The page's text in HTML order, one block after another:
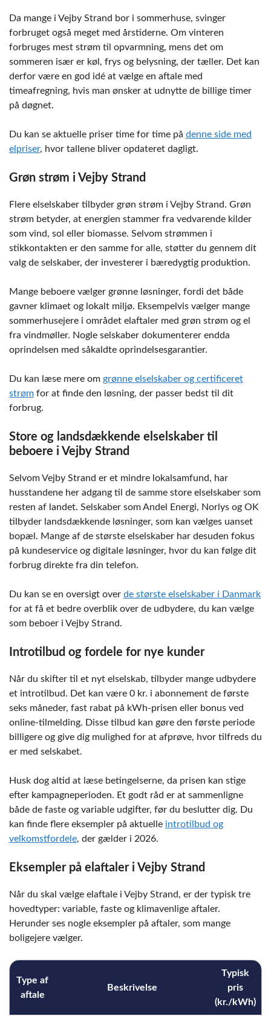
Da mange i Vejby Strand bor i sommerhuse, svinger
forbruget også meget med årstiderne. Om vinteren
forbruges mest strøm til opvarmning, mens det om
sommeren især er køl, frys og belysning, der tæller. Det kan
derfor være en god idé at vælge en aftale med
timeafregning, hvis man ønsker at udnytte de billige timer
på døgnet.
Du kan se aktuelle priser time for time på denne side med
elpriser, hvor tallene bliver opdateret dagligt.
Grøn strøm i Vejby Strand
Flere elselskaber tilbyder grøn strøm i Vejby Strand. Grøn
strøm betyder, at energien stammer fra vedvarende kilder
som vind, sol eller biomasse. Selvom strømmen i
stikkontakten er den samme for alle, støtter du gennem dit
valg de selskaber, der investerer i bæredygtig produktion.
Mange beboere vælger grønne løsninger, fordi det både
gavner klimaet og lokalt miljø. Eksempelvis vælger mange
sommerhusejere i området elaftaler med grøn strøm og el
fra vindmøller. Nogle selskaber dokumenterer endda
oprindelsen med såkaldte oprindelsesgarantier.
Du kan læse mere om grønne elselskaber og certificeret
strøm for at finde den løsning, der passer bedst til dit
forbrug.
Store og landsdækkende elselskaber til
beboere i Vejby Strand
Selvom Vejby Strand er et mindre lokalsamfund, har
husstandene her adgang til de samme store elselskaber som
resten af landet. Selskaber som Andel Energi, Norlys og OK
tilbyder landsdækkende løsninger, som kan vælges uanset
bopæl. Mange af de største elselskaber har desuden fokus
på kundeservice og digitale løsninger, hvor du kan følge dit
forbrug direkte fra din telefon.
Du kan se en oversigt over de største elselskaber i Danmark
for at få et bedre overblik over de udbydere, du kan vælge
som beboer i Vejby Strand.
Introtilbud og fordele for nye kunder
Når du skifter til et nyt elselskab, tilbyder mange udbydere
et introtilbud. Det kan være 0 kr. i abonnement de første
seks måneder, fast rabat på kWh-prisen eller bonus ved
online-tilmelding. Disse tilbud kan gøre den første periode
billigere og give dig mulighed for at afprøve, hvor tilfreds du
er med selskabet.
Husk dog altid at læse betingelserne, da prisen kan stige
efter kampagneperioden. Et godt råd er at sammenligne
både de faste og variable udgifter, før du beslutter dig. Du
kan finde flere eksempler på aktuelle introtilbud og
velkomstfordele, der gælder i 2026.
Eksempler på elaftaler i Vejby Strand
Når du skal vælge elaftale i Vejby Strand, er der typisk tre
hovedtyper: variable, faste og klimavenlige aftaler.
Herunder ses nogle eksempler på aftaler, som mange
boligejere vælger.
Type af
aftale
Beskrivelse
Typisk
pris
(kr./kWh)